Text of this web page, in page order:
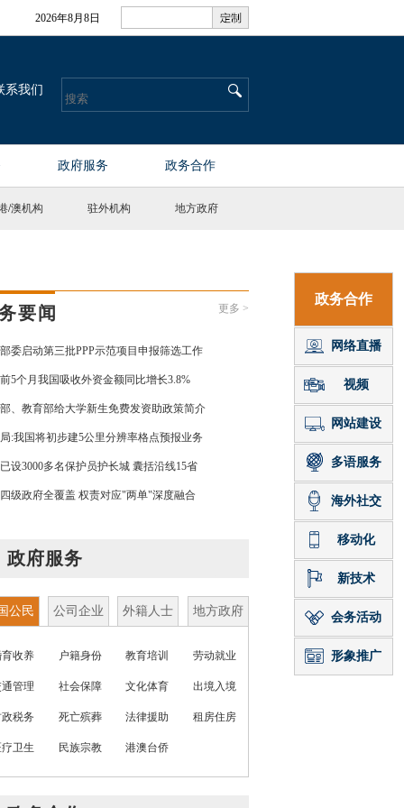
/澳机构 驻外机构 地方政府
要闻 更多 >
委启动第三批PPP示范项目申报筛选工作
5个月我国吸收外资金额同比增长3.8%
、教育部给大学新生免费发资助政策简介
:我国将初步建5公里分辨率格点预报业务
设3000多名保护员护长城 囊括沿线15省
级政府全覆盖 权责对应"两单"深度融合
政府服务
公民 公司企业 外籍人士 地方政府
育收养 户籍身份 教育培训 劳动就业
管理 社会保障 文化体育 出境入境
税务 死亡殡葬 法律援助 租房住房
卫生 民族宗教 港澳台侨